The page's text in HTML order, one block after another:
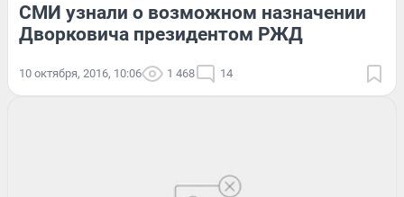
СМИ узнали о возможном назначении
Дворковича президентом РЖД
10 октября, 2016, 10:06 1 468 14